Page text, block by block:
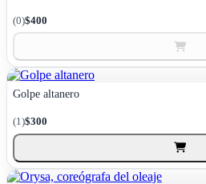
(0)$400
Golpe altanero
(1)$300